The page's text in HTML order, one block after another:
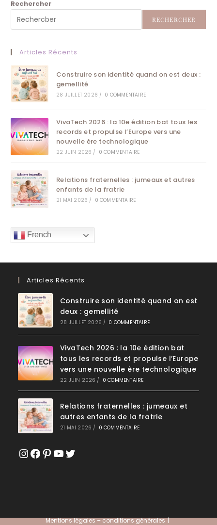
À
Rechercher
RECHERCHER
Articles Récents
Construire son identité quand on est deux :
gemellité
28 JUILLET 2026 / 0 COMMENTAIRE
VivaTech 2026 : la 10e édition bat tous les
records et propulse l’Europe vers une
nouvelle ère technologique
22 JUIN 2026 / 0 COMMENTAIRE
Relations fraternelles : jumeaux et autres
enfants de la fratrie
21 MAI 2026 / 0 COMMENTAIRE
French
Articles Récents
Construire son identité quand on est
deux : gemellité
28 JUILLET 2026 / 0 COMMENTAIRE
VivaTech 2026 : la 10e édition bat
tous les records et propulse l’Europe
vers une nouvelle ère technologique
22 JUIN 2026 / 0 COMMENTAIRE
Relations fraternelles : jumeaux et
autres enfants de la fratrie
21 MAI 2026 / 0 COMMENTAIRE
Instagram
Facebook
Pinterest
YouTube
Twitter
Mentions légales – conditions générales